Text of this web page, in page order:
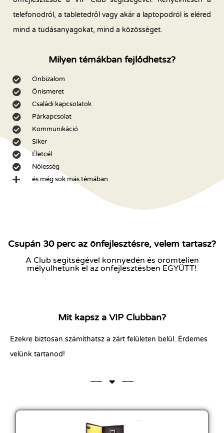
telefonodról, a tabletedről vagy akár a laptopodról is eléred
mind a tudásanyagokat, mind a közösséget.
Milyen témákban fejlődhetsz?
Önbizalom
Önismeret
Családi kapcsolatok
Párkapcsolat
Kommunikáció
Siker
Életcél
Nőiesség
és még sok más témában..
Csupán 30 perc az önfejlesztésre, velem tartasz?
A Club segítségével könnyedén és örömtelien
mélyülhetünk el az önfejlesztésben EGYÜTT!
Mit kapsz a VIP Clubban?
Ezekre biztosan számíthatsz a zárt felületen belül. Érdemes
velünk tartanod!